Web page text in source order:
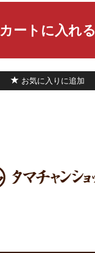
カートに入れる
お気に入りに追加